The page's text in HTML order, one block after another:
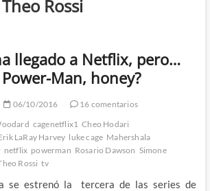
Theo Rossi
llegado a Netflix, pero…
Man, honey?
06/10/2016
16 comentarios
cagenetflix1 Cheo Hodari
LaRay Harvey luke cage Mahershala
netflix powerman Rosario Dawson Simone
Rossi tv
se estrenó la tercera de las series de